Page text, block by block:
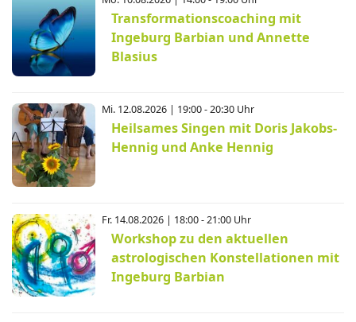
Transformationscoaching mit
Ingeburg Barbian und Annette
Blasius
Mi. 12.08.2026 | 19:00 - 20:30 Uhr
Heilsames Singen mit Doris Jakobs-
Hennig und Anke Hennig
Fr. 14.08.2026 | 18:00 - 21:00 Uhr
Workshop zu den aktuellen
astrologischen Konstellationen mit
Ingeburg Barbian